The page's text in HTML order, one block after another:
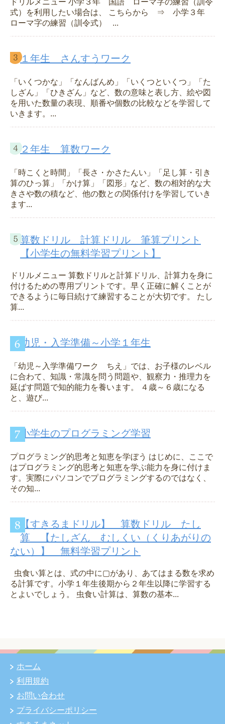
式）を利用したい場合は、 こちらから ⇒ 小学３年
ローマ字の練習（訓令式） ...
１年生 さんすうワーク
「いくつかな」「なんばんめ」「いくつといくつ」「た
しざん」「ひきざん」など、数の意味と表し方、絵や図
を用いた数量の表現、順番や個数の比較などを学習して
いきます。...
２年生 算数ワーク
「時こくと時間」「長さ・かさたんい」「足し算・引き
算のひっ算」「かけ算」「図形」など、数の相対的な大
きさや数の積など、他の数との関係付けを学習していき
ます...
算数ドリル 計算ドリル 筆算プリント
【小学生の無料学習プリント】
ドリルメニュー 算数ドリルと計算ドリル、計算力を身に
付けるための専用プリントです。早く正確に解くことが
できるように毎日続けて練習することが大切です。 たし
算...
幼児・入学準備～小学１年生
「幼児～入学準備ワーク ちえ」では、お子様のレベル
に合わて、知識・常識を問う問題や、観察力・推理力を
延ばす問題で知的能力を養います。 ４歳～６歳になる
と、遊び...
小学生のプログラミング学習
プログラミング的思考と知恵を学ぼう はじめに、ここで
はプログラミング的思考と知恵を学ぶ能力を身に付けま
す。実際にパソコンでプログラミングするのではなく、
その知...
【すきるまドリル】 算数ドリル たし
算 【たしざん むしくい（くりあがりの
ない）】 無料学習プリント
虫食い算とは、式の中に▢があり、あてはまる数を求め
る計算です。小学１年生後期から２年生以降に学習する
とよいでしょう。 虫食い計算は、算数の基本...
ホーム
利用規約
お問い合わせ
プライバシーポリシー